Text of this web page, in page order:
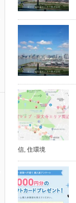
信, 住環境